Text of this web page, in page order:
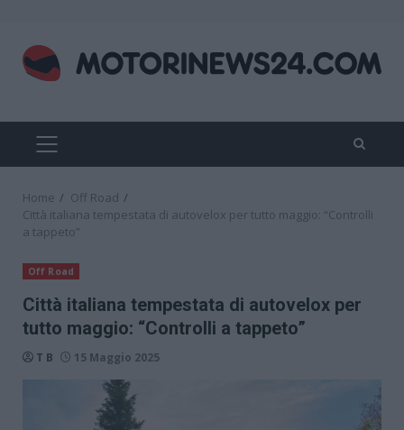
content
PRIMARY
MENU
Home
Off Road
Città italiana tempestata di autovelox per tutto maggio: “Controlli
a tappeto”
Off Road
Città italiana tempestata di autovelox per
tutto maggio: “Controlli a tappeto”
T B 15 Maggio 2025